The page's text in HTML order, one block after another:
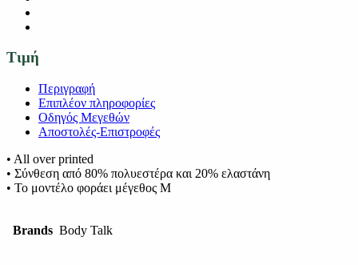
Τιμή
Περιγραφή
Επιπλέον πληροφορίες
Οδηγός Μεγεθών
Αποστολές-Επιστροφές
• All over printed
• Σύνθεση από 80% πολυεστέρα και 20% ελαστάνη
• Το μοντέλο φοράει μέγεθος Μ
Brands Body Talk